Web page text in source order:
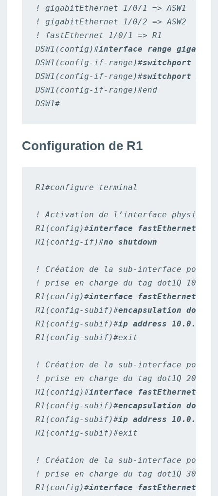
! gigabitEthernet 1/0/1 => ASW1
! gigabitEthernet 1/0/2 => ASW2
! fastEthernet 1/0/1 => R1
DSW1(config)#interface range
DSW1(config-if-range)#switchport
DSW1(config-if-range)#switchport
DSW1(config-if-range)#end
DSW1#
Configuration de R1
R1#configure terminal
! Activation de l’interface physique
R1(config)#interface fastEthernet 0/0
R1(config-if)#no shutdown
! Création de la sub-interface pour le
! prise en charge du tag dot1Q 10
R1(config)#interface fastEthernet 0/
R1(config-subif)#encapsulation dot1Q
R1(config-subif)#ip address 10.0.10.1
R1(config-subif)#exit
! Création de la sub-interface pour le
! prise en charge du tag dot1Q 20
R1(config)#interface fastEthernet 0/
R1(config-subif)#encapsulation dot1Q
R1(config-subif)#ip address 10.0.20.1
R1(config-subif)#exit
! Création de la sub-interface pour le
! prise en charge du tag dot1Q 30
R1(config)#interface fastEthernet 0/